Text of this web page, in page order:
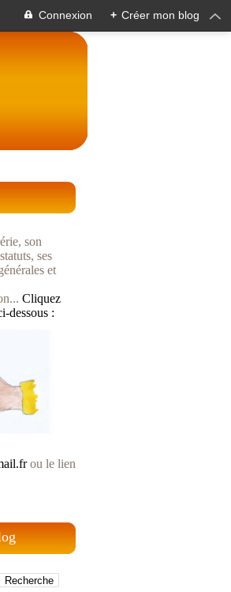
Connexion + Créer mon blog
son
ses
et
Cliquez
dessous :
ou le lien